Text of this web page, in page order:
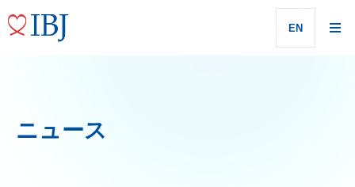
EN
ニュース